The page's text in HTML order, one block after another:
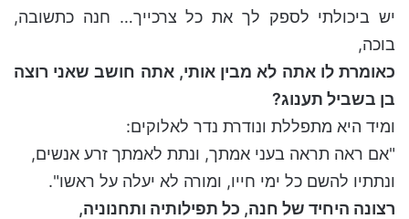
יש ביכולתי לספק לך את כל צרכייך… חנה כתשובה,
בוכה,
כאומרת לו אתה לא מבין אותי, אתה חושב שאני רוצה
בן בשביל תענוג?
ומיד היא מתפללת ונודרת נדר לאלוקים:
"אם ראה תראה בעני אמתך, ונתת לאמתך זרע אנשים,
ונתתיו להשם כל ימי חייו, ומורה לא יעלה על ראשו".
רצונה היחיד של חנה, כל תפילותיה ותחנוניה,